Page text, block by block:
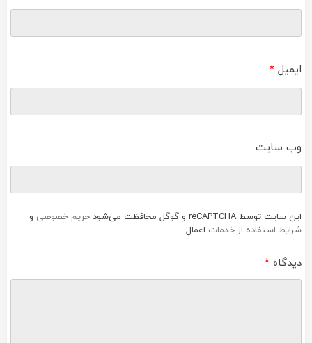
ایمیل *
وب‌ سایت
این سایت توسط reCAPTCHA و گوگل محافظت می‌شود حریم خصوصی و
شرایط استفاده از خدمات اعمال.
دیدگاه *